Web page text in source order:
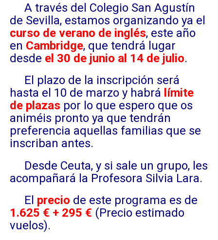
A través del Colegio San Agustín
de Sevilla, estamos organizando ya el
curso de verano de inglés, este año
en Cambridge, que tendrá lugar
desde el 30 de junio al 14 de julio.
El plazo de la inscripción será
hasta el 10 de marzo y habrá límite
de plazas por lo que espero que os
animéis pronto ya que tendrán
preferencia aquellas familias que se
inscriban antes.
Desde Ceuta, y si sale un grupo, les
acompañará la Profesora Silvia Lara.
El precio de este programa es de
1.625 € + 295 € (Precio estimado
vuelos).